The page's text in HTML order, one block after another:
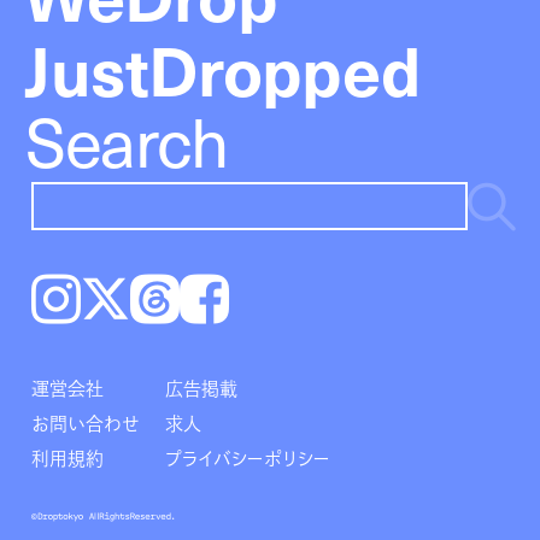
JustDropped
Search
Instagram𝕏ThreadsFacebook
運営会社
広告掲載
お問い合わせ
求人
利用規約
プライバシーポリシー